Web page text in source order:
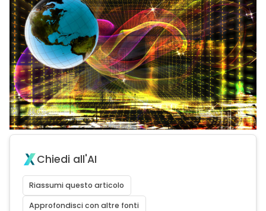
Chiedi all'AI
Riassumi questo articolo
Approfondisci con altre fonti